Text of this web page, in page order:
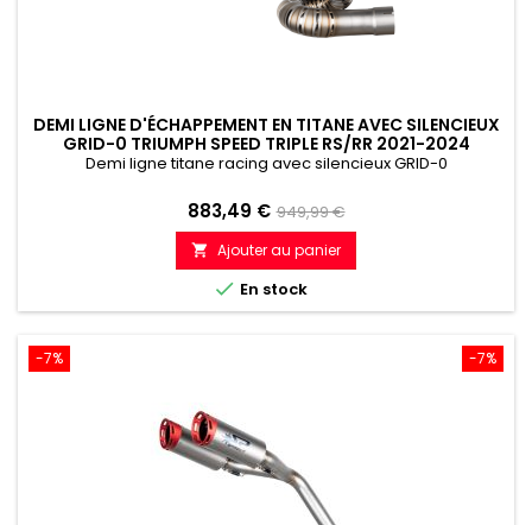
DEMI LIGNE D'ÉCHAPPEMENT EN TITANE AVEC SILENCIEUX
GRID-0 TRIUMPH SPEED TRIPLE RS/RR 2021-2024
Demi ligne titane racing avec silencieux GRID-0
Prix
883,49 € Prix
de
référence
949,99 €
 Ajouter au panier
 En stock
-7%
-7%